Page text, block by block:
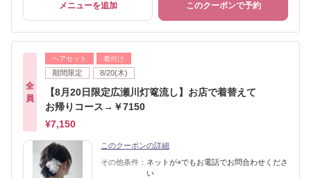
メニューを追加 このクーポンで予約
全
員
ヘアセット 着付け
期間限定 8/20(木)
【8月20日限定広瀬川灯篭流し】お店で着替えて
お帰りコース→￥7150
¥7,150
このクーポンの詳細
その他条件： ネットが×でもお電話でお問合わせくださ
い